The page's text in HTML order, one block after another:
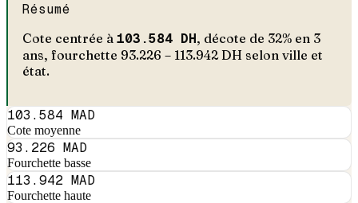
Résumé
Cote centrée à 103.584DH, décote de 32% en 3
ans, fourchette 93.226 – 113.942DH selon ville et
état.
103.584 MAD
Cote moyenne
93.226 MAD
Fourchette basse
113.942 MAD
Fourchette haute